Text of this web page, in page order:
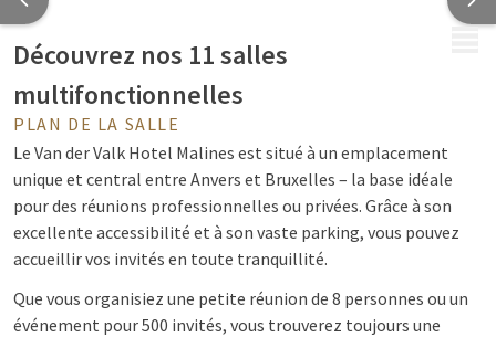
Découvrez nos 11 salles
multifonctionnelles
PLAN DE LA SALLE
Le Van der Valk Hotel Malines est situé à un emplacement
unique et central entre Anvers et Bruxelles – la base idéale
pour des réunions professionnelles ou privées. Grâce à son
excellente accessibilité et à son vaste parking, vous pouvez
accueillir vos invités en toute tranquillité.
Que vous organisiez une petite réunion de 8 personnes ou un
événement pour 500 invités, vous trouverez toujours une